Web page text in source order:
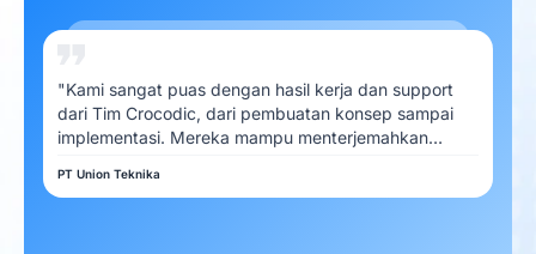
"Kami sangat puas dengan hasil kerja dan support
dari Tim Crocodic, dari pembuatan konsep sampai
implementasi. Mereka mampu menterjemahkan
PT Union Teknika